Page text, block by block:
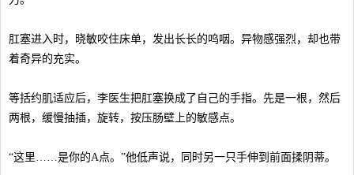
肛塞进入时，晓敏咬住床单，发出长长的呜咽。异物感强烈，却也带
着奇异的充实。
等括约肌适应后，李医生把肛塞换成了自己的手指。先是一根，然后
两根，缓慢抽插，旋转，按压肠壁上的敏感点。
“这里……是你的A点。”他低声说，同时另一只手伸到前面揉阴蒂。